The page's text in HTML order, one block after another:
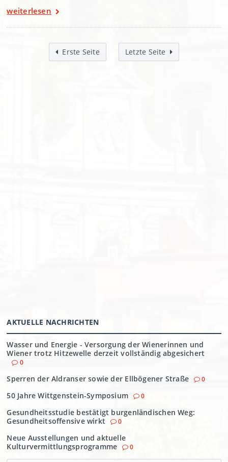
weiterlesen
Erste Seite Letzte Seite
AKTUELLE NACHRICHTEN
Wasser und Energie - Versorgung der Wienerinnen und
Wiener trotz Hitzewelle derzeit vollständig abgesichert
0
Sperren der Aldranser sowie der Ellbögener Straße 0
50 Jahre Wittgenstein-Symposium 0
Gesundheitsstudie bestätigt burgenländischen Weg:
Gesundheitsoffensive wirkt
0
Neue Ausstellungen und aktuelle
Kulturvermittlungsprogramme
0